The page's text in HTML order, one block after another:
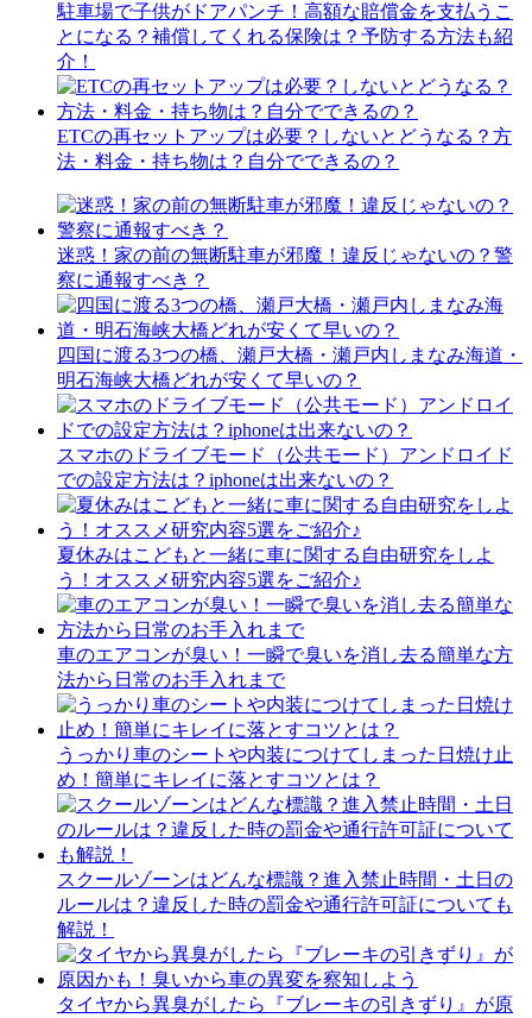
駐車場で子供がドアパンチ！高額な賠償金を支払うこ
とになる？補償してくれる保険は？予防する方法も紹
介！
ETCの再セットアップは必要？しないとどうなる？方
法・料金・持ち物は？自分でできるの？
迷惑！家の前の無断駐車が邪魔！違反じゃないの？警
察に通報すべき？
四国に渡る3つの橋、瀬戸大橋・瀬戸内しまなみ海道・
明石海峡大橋どれが安くて早いの？
スマホのドライブモード（公共モード）アンドロイド
での設定方法は？iphoneは出来ないの？
夏休みはこどもと一緒に車に関する自由研究をしよ
う！オススメ研究内容5選をご紹介♪
車のエアコンが臭い！一瞬で臭いを消し去る簡単な方
法から日常のお手入れまで
うっかり車のシートや内装につけてしまった日焼け止
め！簡単にキレイに落とすコツとは？
スクールゾーンはどんな標識？進入禁止時間・土日の
ルールは？違反した時の罰金や通行許可証についても
解説！
タイヤから異臭がしたら『ブレーキの引きずり』が原